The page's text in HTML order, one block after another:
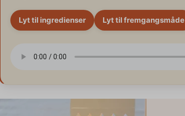
Lyt til ingredienser Lyt til fremgangsmåde